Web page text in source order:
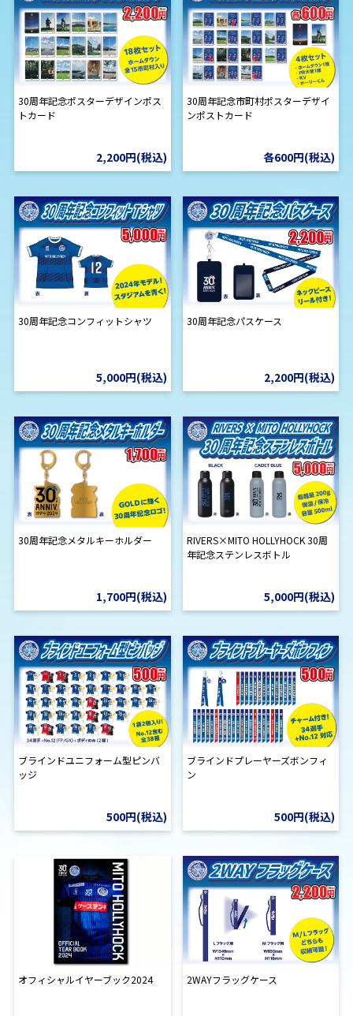
30周年記念ポスターデザインポス
トカード
2,200円(税込)
30周年記念市町村ポスターデザイ
ンポストカード
各600円(税込)
30周年記念コンフィットシャツ
5,000円(税込)
30周年記念パスケース
2,200円(税込)
30周年記念メタルキーホルダー
1,700円(税込)
RIVERS×MITO HOLLYHOCK 30周
年記念ステンレスボトル
5,000円(税込)
ブラインドユニフォーム型ピンバ
ッジ
500円(税込)
ブラインドプレーヤーズボンフィ
ン
500円(税込)
オフィシャルイヤーブック2024 2WAYフラッグケース